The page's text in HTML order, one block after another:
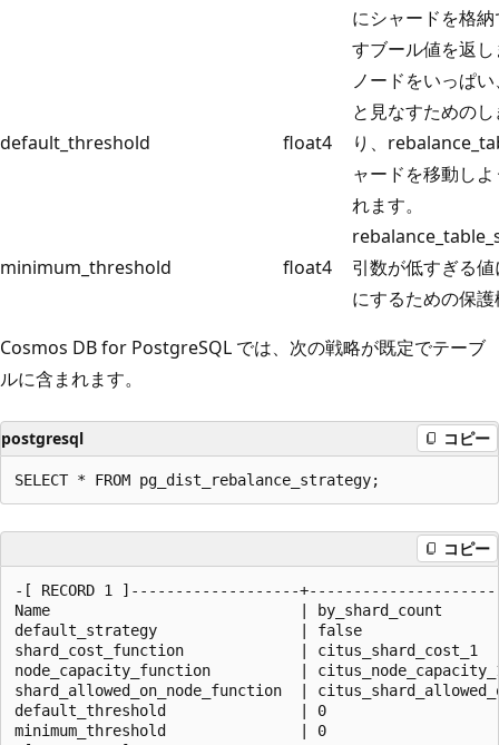
にシャードを格
すブール値を返
default_threshold float4
ノードをいっぱ
と見なすための
り、
ャードを移動し
れます。
minimum_threshold float4
引数が低すぎる
にするための保
Cosmos DB for PostgreSQL では、次の戦略が既定でテーブ
ルに含まれます。
postgresql コピー
コピー
-[ RECORD 1 ]-------------------
Name                            | by_shard_count
default_strategy                | false
shard_cost_function             | citus_shard_cost_1
node_capacity_function          |
shard_allowed_on_node_function  |
default_threshold               | 0
minimum_threshold               | 0